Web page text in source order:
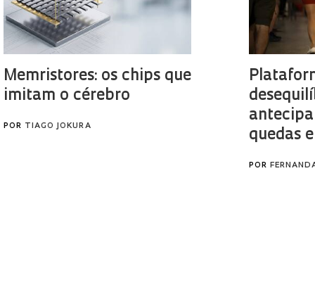
Memristores: os chips que
imitam o cérebro
POR TIAGO JOKURA
quedas
POR